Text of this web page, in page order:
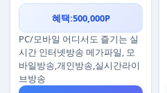
혜택:500,000P
PC/모바일 어디서도 즐기는 실
시간 인터넷방송 메가파일, 모
바일방송,개인방송,실시간라이
브방송